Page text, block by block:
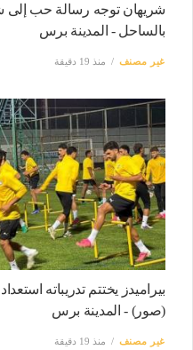
شريهان توجه رسالة حب إلى
بالساحل - المدينة برس
غير مصنف منذ 19 دقيقة
بيراميدز يختتم تدريباته
(صور) - المدينة برس
غير مصنف منذ 19 دقيقة